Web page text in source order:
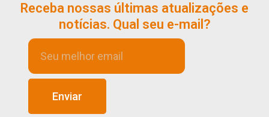
Receba nossas últimas atualizações e
notícias. Qual seu e-mail?
Enviar